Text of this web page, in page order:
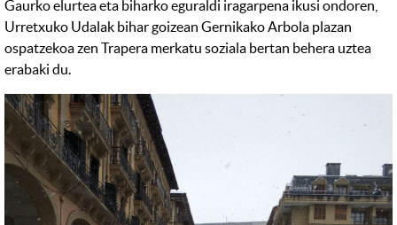
Gaurko elurtea eta biharko eguraldi iragarpena ikusi ondoren,
Urretxuko Udalak bihar goizean Gernikako Arbola plazan
ospatzekoa zen Trapera merkatu soziala bertan behera uztea
erabaki du.